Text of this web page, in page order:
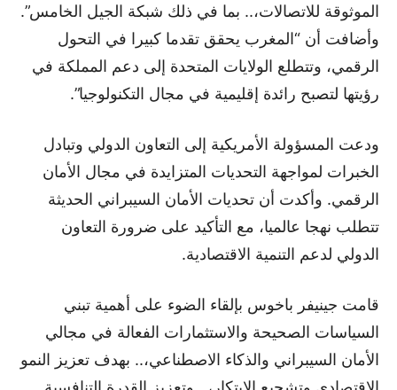
الموثوقة للاتصالات،.. بما في ذلك شبكة الجيل الخامس”.
وأضافت أن “المغرب يحقق تقدما كبيرا في التحول
الرقمي، وتتطلع الولايات المتحدة إلى دعم المملكة في
رؤيتها لتصبح رائدة إقليمية في مجال التكنولوجيا”.
ودعت المسؤولة الأمريكية إلى التعاون الدولي وتبادل
الخبرات لمواجهة التحديات المتزايدة في مجال الأمان
الرقمي. وأكدت أن تحديات الأمان السيبراني الحديثة
تتطلب نهجا عالميا، مع التأكيد على ضرورة التعاون
الدولي لدعم التنمية الاقتصادية.
قامت جينيفر باخوس بإلقاء الضوء على أهمية تبني
السياسات الصحيحة والاستثمارات الفعالة في مجالي
الأمان السيبراني والذكاء الاصطناعي،.. بهدف تعزيز النمو